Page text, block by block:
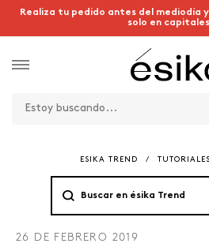
Realiza tu pedido antes del mediodía
solo en capitales
ESIKA TREND / TUTORIALES
26 DE FEBRERO 2019